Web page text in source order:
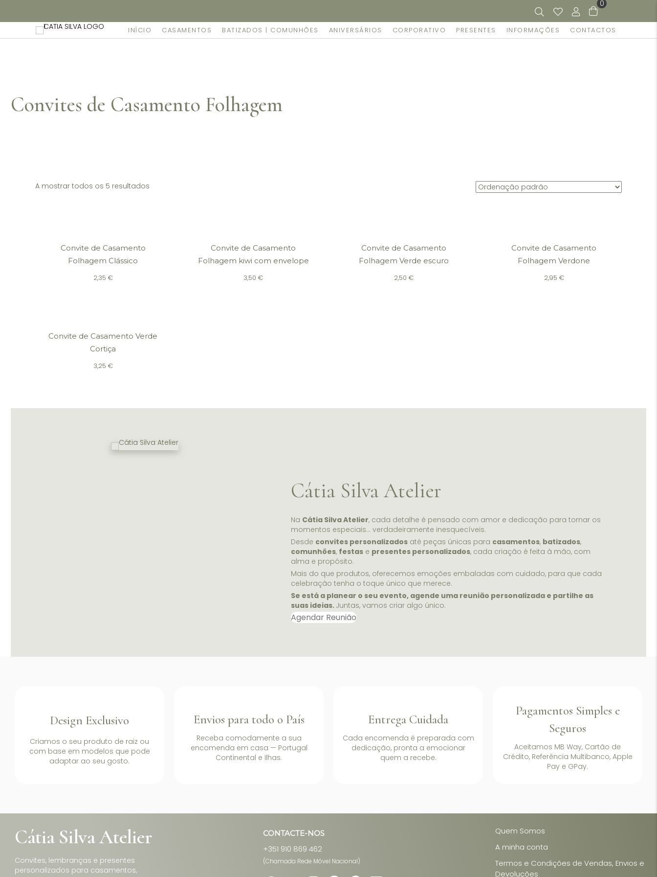
0
INÍCIO CASAMENTOS BATIZADOS | COMUNHÕES ANIVERSÁRIOS CORPORATIVO PRESENTES INFORMAÇÕES CONTACTOS
Convites de Casamento Folhagem
A mostrar todos os 5 resultados
Convite de Casamento
Folhagem Clássico
2,35 €
Convite de Casamento
Folhagem kiwi com envelope
3,50€
Convite de Casamento
Folhagem Verde escuro
2,50 €
Convite de Casamento
Folhagem Verdone
2,95 €
Convite de Casamento Verde
Cortiça
3,25 €
Cátia Silva Atelier
Na Cátia Silva Atelier, cada detalhe é pensado com amor e dedicação para tornar os
momentos especiais… verdadeiramente inesquecíveis.
Desde convites personalizadosaté peças únicas para casamentos, batizados,
comunhões, festase presentes personalizados, cada criação é feita à mão, com
alma e propósito.
Mais do que produtos, oferecemos emoções embaladas com cuidado, para que cada
celebração tenha o toque único que merece.
Se está a planear o seu evento, agende uma reunião personalizada e partilhe as
suas ideias. Juntas, vamos criar algo único.
Agendar Reunião
Design Exclusivo
Criamos o seu produto de raiz ou
com base em modelos que pode
adaptar ao seu gosto.
Envios para todo o País
Receba comodamente a sua
encomenda em casa — Portugal
Continental e Ilhas.
Entrega Cuidada
Cada encomenda é preparada com
dedicação, pronta a emocionar
quem a recebe.
Pagamentos Simples e
Seguros
Aceitamos MB Way, Cartão de
Crédito, Referência Multibanco, Apple
Pay e GPay.
Cátia Silva Atelier
Convites, lembranças e presentes
personalizados para casamentos,
CONTACTE-NOS
+351 910 869 462
(Chamada Rede Móvel Nacional)
Quem Somos
A minha conta
Termos e Condições de Vendas, Envios e
Devoluções